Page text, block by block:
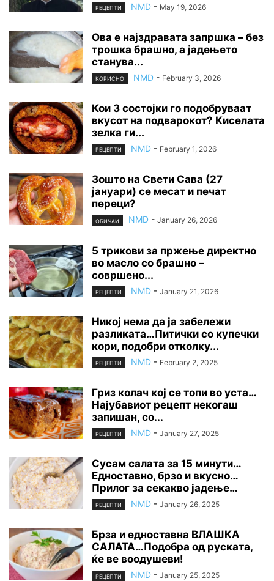
РЕЦЕПТИ NMD - May 19, 2026
Ова е најздравата запршка – без
трошка брашно, а јадењето
станува...
КОРИСНО NMD - February 3, 2026
Кои 3 состојки го подобруваат
вкусот на подварокот? Киселата
зелка ги...
РЕЦЕПТИ NMD - February 1, 2026
Зошто на Свети Сава (27
јануари) се месат и печат
переци?
ОБИЧАИ NMD - January 26, 2026
5 трикови за пржење директно
во масло со брашно –
совршено...
РЕЦЕПТИ NMD - January 21, 2026
Никој нема да ја забележи
разликата…Питички со купечки
кори, подобри отколку...
РЕЦЕПТИ NMD - February 2, 2025
Гриз колач кој се топи во уста…
Најубавиот рецепт некогаш
запишан, со...
РЕЦЕПТИ NMD - January 27, 2025
Сусам салата за 15 минути…
Едноставно, брзо и вкусно…
Прилог за секакво јадење…
РЕЦЕПТИ NMD - January 26, 2025
Брза и едноставна ВЛАШКА
САЛАТА…Подобра од руската,
ќе ве воодушеви!
РЕЦЕПТИ NMD - January 25, 2025